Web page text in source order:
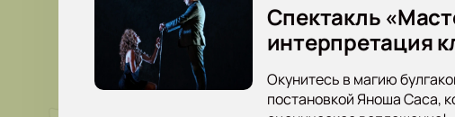
Спектакль
интерпретация
Окунитесь в магию
постановкой Яноша Саса,